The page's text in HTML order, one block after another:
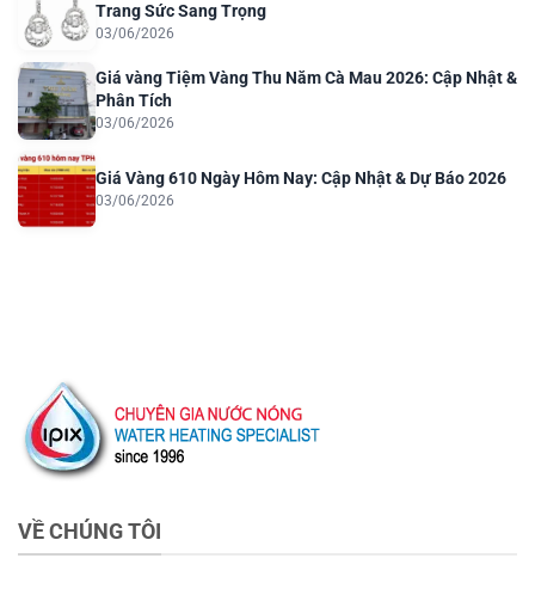
Trang Sức Sang Trọng
03/06/2026
Giá vàng Tiệm Vàng Thu Năm Cà Mau 2026: Cập Nhật &
Phân Tích
03/06/2026
Giá Vàng 610 Ngày Hôm Nay: Cập Nhật & Dự Báo 2026
03/06/2026
VỀ CHÚNG TÔI